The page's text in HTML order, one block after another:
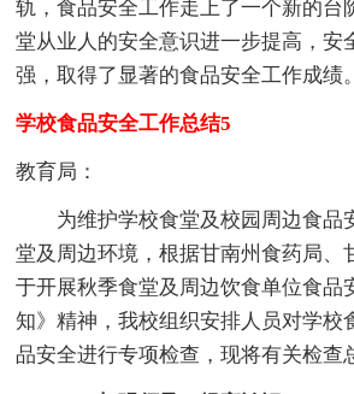
轨，食品安全工作走上了一个新的台
堂从业人的安全意识进一步提高，安
强，取得了显著的食品安全工作成绩。
学校食品安全工作总结5
教育局：
为维护学校食堂及校园周边食品
堂及周边环境，根据甘南州食药局、
于开展秋季食堂及周边饮食单位食品
知》精神，我校组织安排人员对学校
品安全进行专项检查，现将有关检查